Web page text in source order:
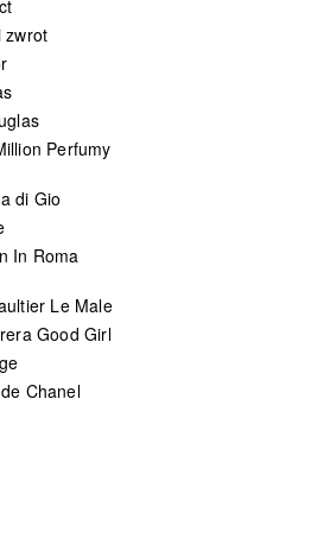
zwrot
Perfumy
di Gio
In Roma
Le Male
Good Girl
Chanel